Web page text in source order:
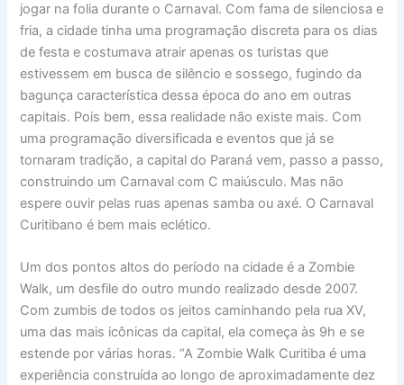
jogar na folia durante o Carnaval. Com fama de silenciosa e
fria, a cidade tinha uma programação discreta para os dias
de festa e costumava atrair apenas os turistas que
estivessem em busca de silêncio e sossego, fugindo da
bagunça característica dessa época do ano em outras
capitais. Pois bem, essa realidade não existe mais. Com
uma programação diversificada e eventos que já se
tornaram tradição, a capital do Paraná vem, passo a passo,
construindo um Carnaval com C maiúsculo. Mas não
espere ouvir pelas ruas apenas samba ou axé. O Carnaval
Curitibano é bem mais eclético.
Um dos pontos altos do período na cidade é a Zombie
Walk, um desfile do outro mundo realizado desde 2007.
Com zumbis de todos os jeitos caminhando pela rua XV,
uma das mais icônicas da capital, ela começa às 9h e se
estende por várias horas. “A Zombie Walk Curitiba é uma
experiência construída ao longo de aproximadamente dez